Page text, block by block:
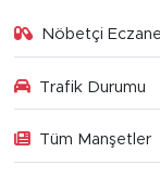
Nöbetçi
Trafik Durumu
Tüm Manşetler